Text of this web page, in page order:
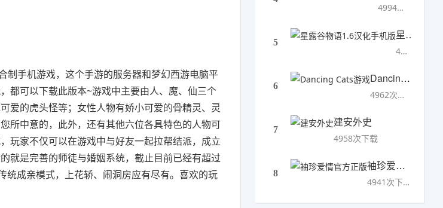
手机游戏，这个手游的服务器和梦幻西游电脑平
都可以下载此版本~游戏中主要由人、魔、仙三个
爱的虎头怪等；女性人物有娇小可爱的骨精灵、灵
所中意的，此外，还有其他六位各具特色的人物可
玩家不仅可以在游戏中与好友一起拉帮结派，成立
就是完善的师徒与婚姻系统，截止目前已经有超过
统成亲模式，上花轿、闹洞房应有尽有。喜欢的玩
4994次下载
5
星露谷物语1.6汉化手机版
4993次下载
6
Dancing Cats游戏
4962次下载
7
建安外史
4958次下载
8
袖珍爱情官方正版
4941次下载